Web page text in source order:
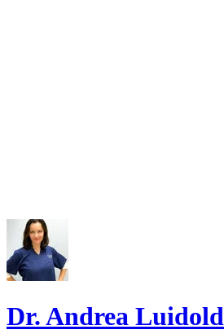
Dr. Andrea Luidold